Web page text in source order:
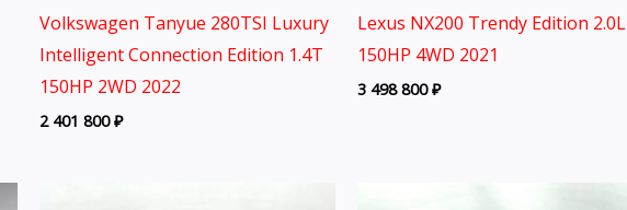
Volkswagen Tanyue 280TSI Luxury
Intelligent Connection Edition 1.4T
150HP 2WD 2022
2 401 800₽
Lexus NX200 Trendy Edition 2.0L
150HP 4WD 2021
3 498 800₽